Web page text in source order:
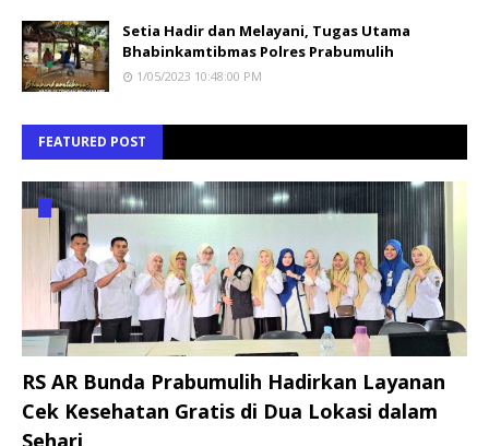
Setia Hadir dan Melayani, Tugas Utama
Bhabinkamtibmas Polres Prabumulih
1/05/2023 10:48:00 PM
FEATURED POST
RS AR Bunda Prabumulih Hadirkan Layanan
Cek Kesehatan Gratis di Dua Lokasi dalam
Sehari